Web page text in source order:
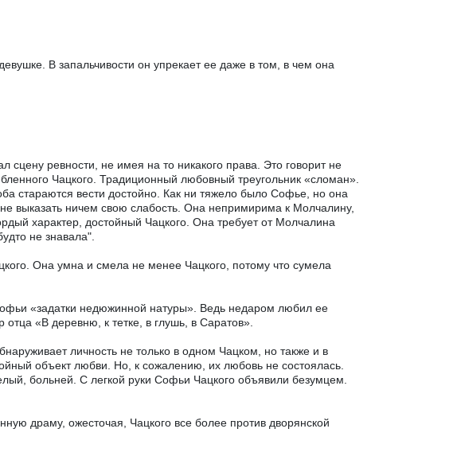
В запальчивости он упрекает ее даже в том, в чем она
сцену ревности, не имея на то никакого права. Это говорит не
Чацкого. Традиционный любовный треугольник «сломан».
стараются вести достойно. Как ни тяжело было Софье, но она
выказать ничем свою слабость. Она непримирима к Молчалину,
характер, достойный Чацкого. Она требует от Молчалина
не знавала".
Она умна и смела не менее Чацкого, потому что сумела
«задатки недюжинной натуры». Ведь недаром любил ее
отца «В деревню, к тетке, в глушь, в Саратов».
личность не только в одном Чацком, но также и в
объект любви. Но, к сожалению, их любовь не состоялась.
больней. С легкой руки Софьи Чацкого объявили безумцем.
драму, ожесточая, Чацкого все более против дворянской